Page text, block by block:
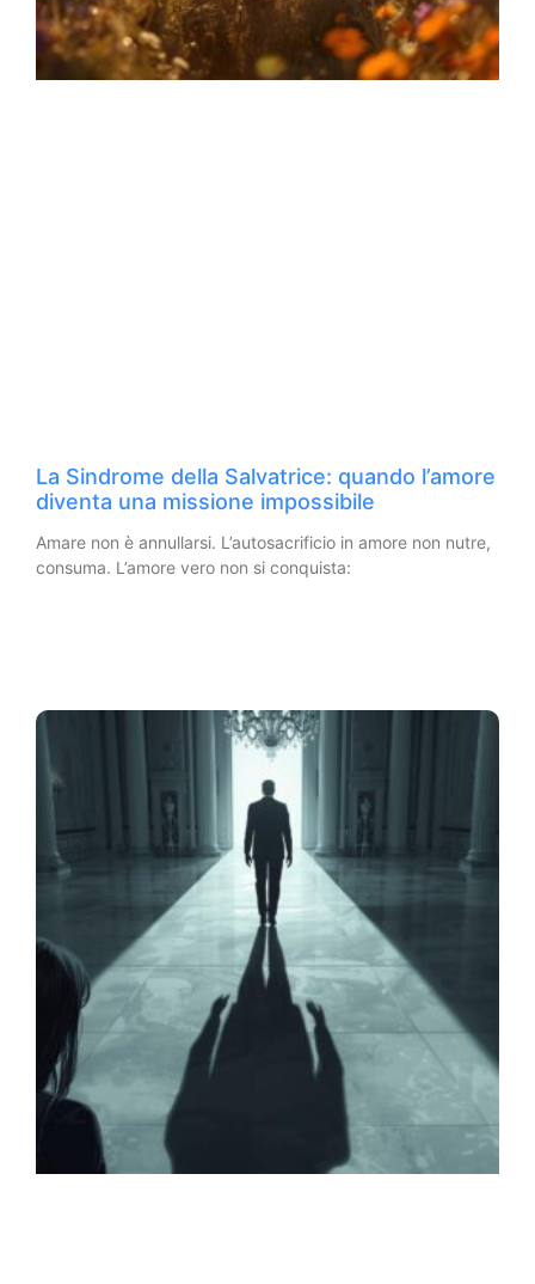
La Sindrome della Salvatrice: quando l’amore
diventa una missione impossibile
Amare non è annullarsi. L’autosacrificio in amore non nutre,
consuma. L’amore vero non si conquista: